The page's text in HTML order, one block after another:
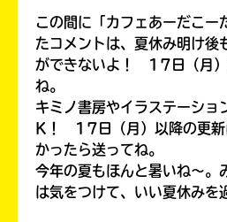
この間に「カフェあーだこー
たコメントは、夏休み明け後
ができないよ！ 17日（月）
ね。
キミノ書房やイラステーショ
K！ 17日（月）以降の更新
かったら送ってね。
今年の夏もほんと暑いね～。
は気をつけて、いい夏休みを